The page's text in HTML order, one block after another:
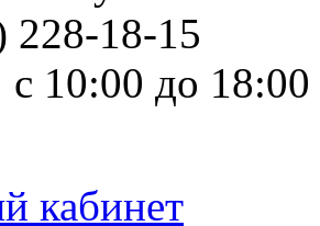
228-18-15
с 10:00 до 18:00
кабинет